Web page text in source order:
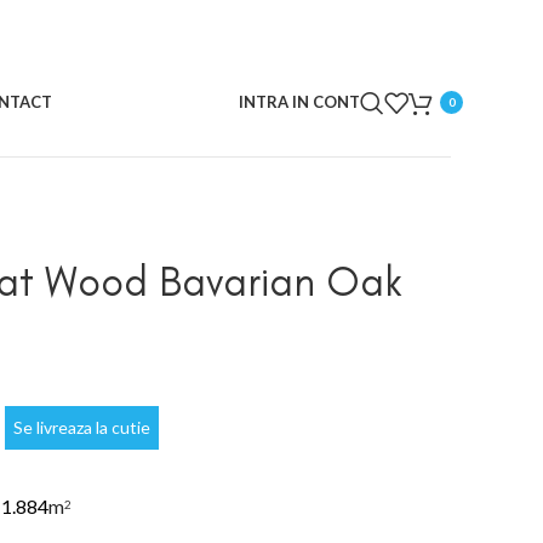
INTRA IN CONT 0
Wood Bavarian Oak
Se livreaza la cutie
1.884m2